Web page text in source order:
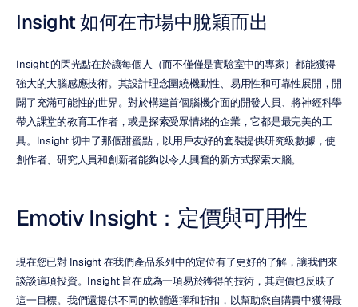
Insight 如何在市場中脫穎而出
Insight 的閃光點在於讓每個人（而不僅僅是實驗室中的專家）都能獲得
強大的大腦感應技術。其設計理念圍繞機動性、易用性和可靠性展開，開
闢了充滿可能性的世界。對於構建首個腦機介面的開發人員、將神經科學
帶入課堂的教育工作者，或是探索受眾情緒的企業，它都是最完美的工
具。Insight 切中了那個甜蜜點，以用戶友好的套裝提供研究級數據，使
創作者、研究人員和創新者能夠以令人興奮的新方式探索大腦。
Emotiv Insight：定價與可用性
現在您已對 Insight 在我們產品系列中的定位有了更好的了解，讓我們來
談談這項投資。Insight 旨在成為一項易於獲得的技術，其定價也反映了
這一目標。我們還提供不同的軟體選擇和折扣，以幫助您自購買中獲得最